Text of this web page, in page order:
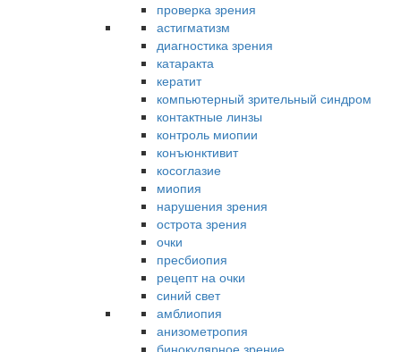
проверка зрения
астигматизм
диагностика зрения
катаракта
кератит
компьютерный зрительный синдром
контактные линзы
контроль миопии
конъюнктивит
косоглазие
миопия
нарушения зрения
острота зрения
очки
пресбиопия
рецепт на очки
синий свет
амблиопия
анизометропия